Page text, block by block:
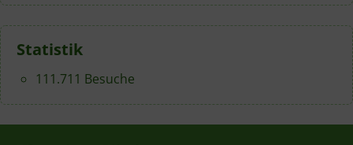
Statistik
111.711 Besuche